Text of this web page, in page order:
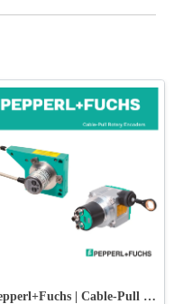
Pepperl+Fuchs | Cable-Pull Rotary Encoders